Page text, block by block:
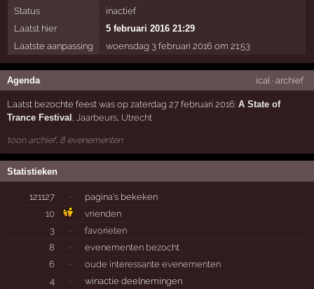
Status
inactief
Laatst hier
5 februari 2016 21:29
Laatste aanpassing
woensdag 3 februari 2016 om 21:53
Agenda ical · archief
Laatst bezochte feest was op zaterdag 27 februari 2016:A State of
Trance Festival ,Jaarbeurs, Utrecht
toon archief, 8 evenementen
Statistieken
121127 ·
pagina's bekeken
10
vrienden
3
·
favorieten
8
·
evenementen bezocht
6
·
oude interessante evenementen
4
·
winactie deelnemingen